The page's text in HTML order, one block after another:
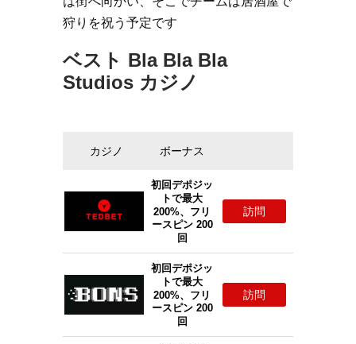
狩りを祝う予定です
ベスト Bla Bla Bla
Studios カジノ
カジノ ボーナス
初回デポジッ
トで最大
200%、フリ
ースピン 200
回
訪問
初回デポジッ
トで最大
200%、フリ
ースピン 200
回
訪問